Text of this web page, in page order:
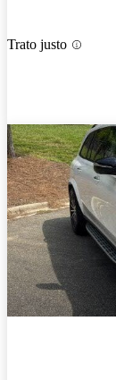
Trato justo